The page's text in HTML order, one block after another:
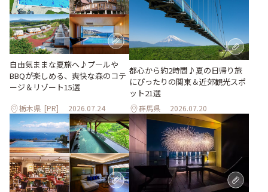
自由気ままな夏旅へ♪プールや
BBQが楽しめる、爽快な森のコテ
ージ＆リゾート15選
栃木県 [PR] 2026.07.24
都心から約2時間♪夏の日帰り旅
にぴったりの関東＆近郊観光スポ
ット21選
群馬県 2026.07.20